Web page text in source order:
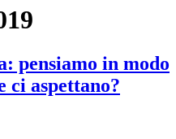
pensiamo in modo
ci aspettano?